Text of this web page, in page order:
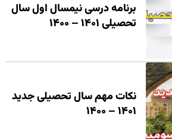
برنامه درسی نیمسال اول سال
تحصیلی ۱۴۰۱ – ۱۴۰۰
نکات مهم سال تحصیلی جدید
۱۴۰۱ – ۱۴۰۰